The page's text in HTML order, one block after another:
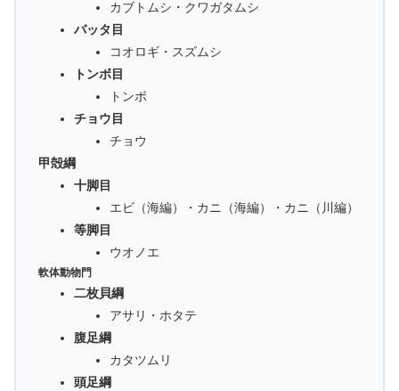
カブトムシ・クワガタムシ
バッタ目
コオロギ・スズムシ
トンボ目
トンボ
チョウ目
チョウ
甲殻綱
十脚目
エビ（海編）・カニ（海編）・カニ（川編）
等脚目
ウオノエ
軟体動物門
二枚貝綱
アサリ・ホタテ
腹足綱
カタツムリ
頭足綱